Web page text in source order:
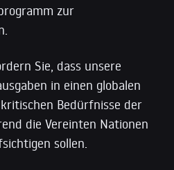
zur
Sie, dass unsere
in einen globalen
Bedürfnisse der
die Vereinten Nationen
sollen.